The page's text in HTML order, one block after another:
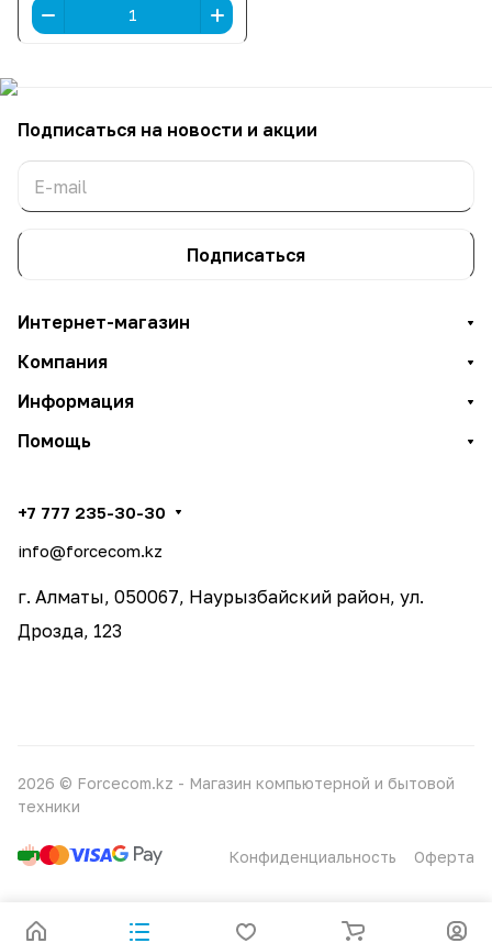
Подписаться на новости и акции
Подписаться
Интернет-магазин
Компания
Информация
Помощь
+7 777 235-30-30
info@forcecom.kz
г. Алматы, 050067, Наурызбайский район, ул.
Дрозда, 123
2026 © Forcecom.kz - Магазин компьютерной и бытовой
техники
Конфиденциальность Оферта